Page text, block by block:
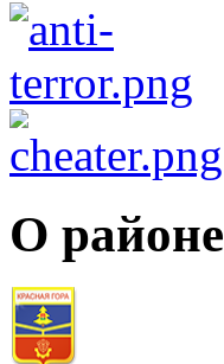
О районе